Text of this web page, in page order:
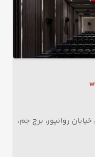
روانپور، برج جم،